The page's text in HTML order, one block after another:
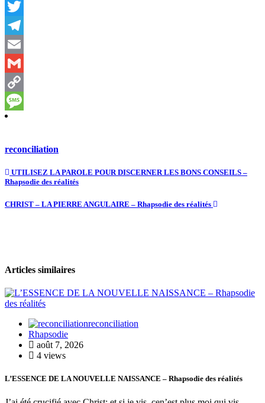
Messenger
Twitter
Telegram
Email
Gmail
Copy
Link
Message
reconciliation
UTILISEZ LA PAROLE POUR DISCERNER LES BONS CONSEILS –
Rhapsodie des réalités
CHRIST – LA PIERRE ANGULAIRE – Rhapsodie des réalités
Articles similaires
reconciliation
Rhapsodie
août 7, 2026
4 views
L’ESSENCE DE LA NOUVELLE NAISSANCE – Rhapsodie des réalités